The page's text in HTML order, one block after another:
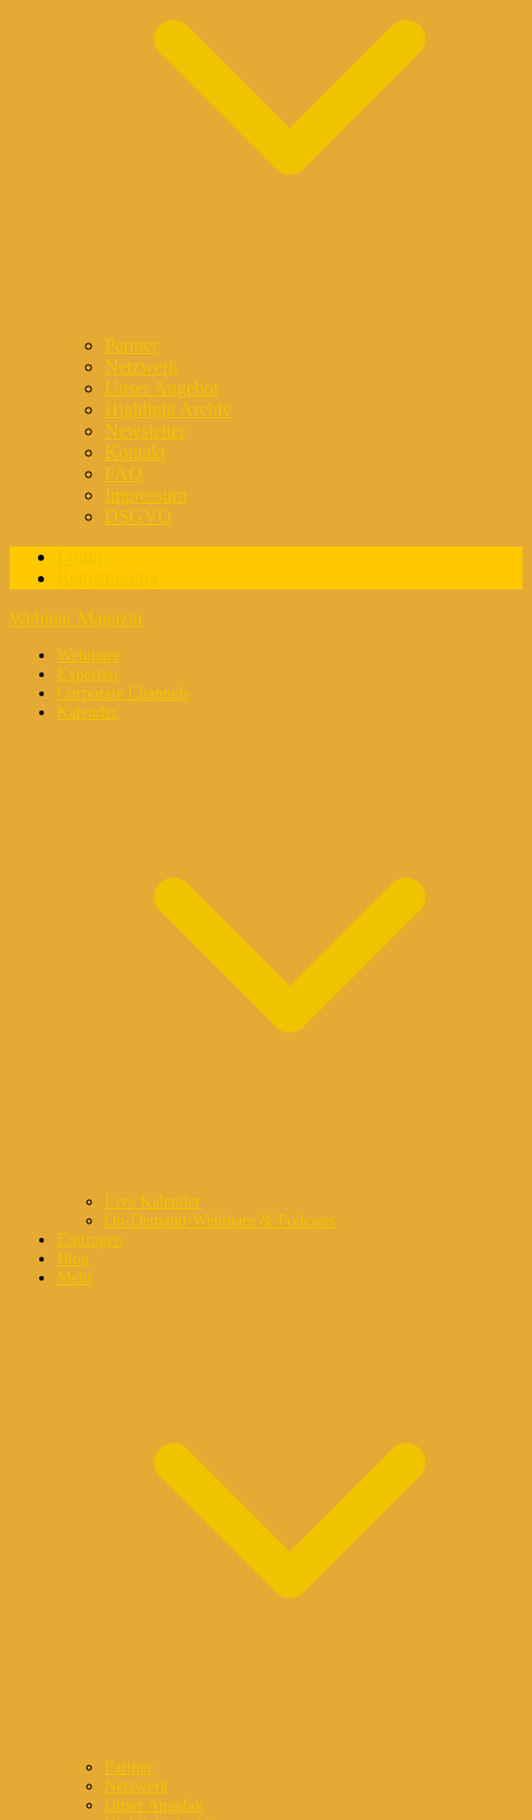
Partner
Netzwerk
Unser Angebot
Highlight Archiv
Newsletter
Kontakt
FAQ
Impressum
DSGVO
Webinar Magazin
Webinare
Experten
Corporate Channels
Kalender
Live Kalender
On-Demand-Webinare & Podcasts
Eintragen
Blog
Mehr
Partner
Netzwerk
Unser Angebot